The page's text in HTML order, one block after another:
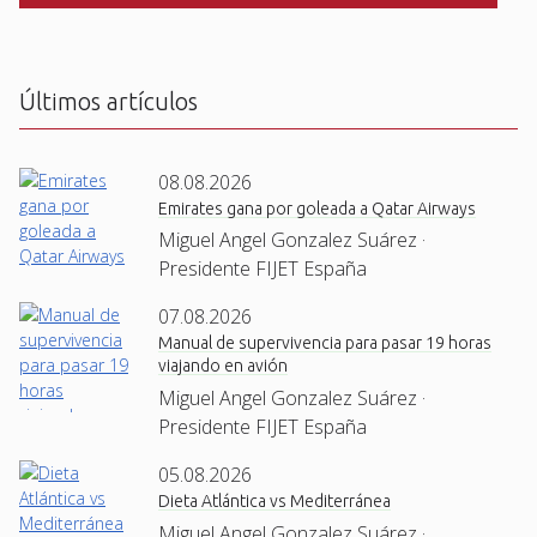
C
Últimos artículos
08.08.2026
Emirates gana por goleada a Qatar Airways
Miguel Angel Gonzalez Suárez ·
Presidente FIJET España
07.08.2026
Manual de supervivencia para pasar 19 horas
viajando en avión
Miguel Angel Gonzalez Suárez ·
Presidente FIJET España
05.08.2026
Dieta Atlántica vs Mediterránea